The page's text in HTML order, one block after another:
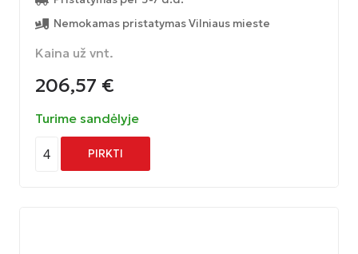
Nemokamas pristatymas Vilniaus mieste
Kaina už vnt.
206,57 €
Turime sandėlyje
4 PIRKTI